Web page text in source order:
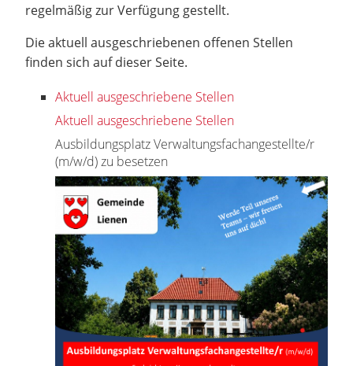
regelmäßig zur Verfügung gestellt.
Die aktuell ausgeschriebenen offenen Stellen
finden sich auf dieser Seite.
Aktuell ausgeschriebene Stellen
Aktuell ausgeschriebene Stellen
Ausbildungsplatz Verwaltungsfachangestellte/r
(m/w/d) zu besetzen